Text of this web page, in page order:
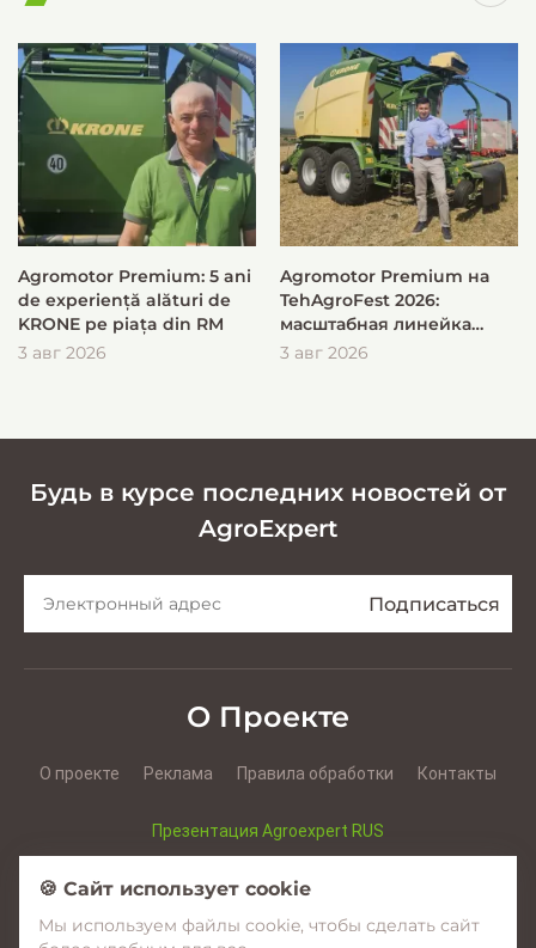
Agromotor Premium: 5 ani
de experiență alături de
KRONE pe piața din RM
3 авг 2026
Agromotor Premium на
TehAgroFest 2026:
масштабная линейка
KRONE для быстрой и
3 авг 2026
Будь в курсе последних новостей от
AgroExpert
О Проекте
О проекте Реклама Правила обработки Контакты
Презентация Agroexpert RUS
Facebook YouTube Instagram
🍪 Сайт использует cookie
Мы используем файлы cookie, чтобы сделать сайт